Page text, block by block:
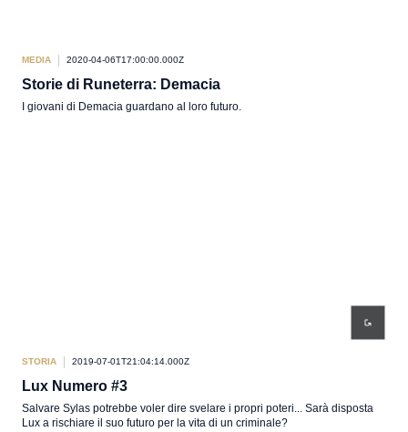
MEDIA 2020-04-06T17:00:00.000Z
Storie di Runeterra: Demacia
I giovani di Demacia guardano al loro futuro.
STORIA 2019-07-01T21:04:14.000Z
Lux Numero #3
Salvare Sylas potrebbe voler dire svelare i propri poteri... Sarà disposta
Lux a rischiare il suo futuro per la vita di un criminale?